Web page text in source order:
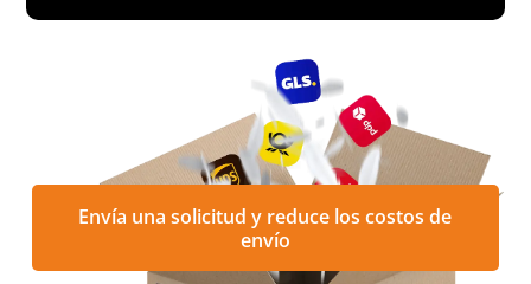
Envía una solicitud y reduce los costos de
envío